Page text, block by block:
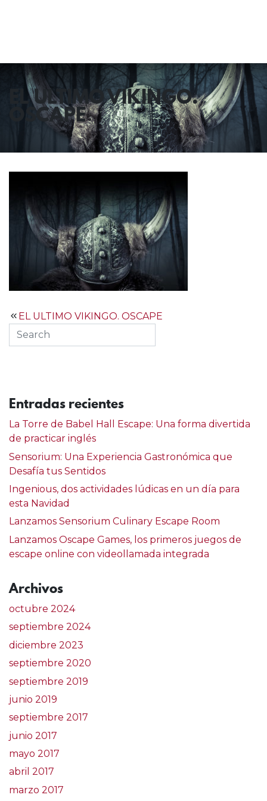
EL ULTIMO VIKINGO.
OSCAPE
Navegación
de
entradas
EL ULTIMO VIKINGO. OSCAPE
Entradas recientes
La Torre de Babel Hall Escape: Una forma divertida
de practicar inglés
Sensorium: Una Experiencia Gastronómica que
Desafía tus Sentidos
Ingenious, dos actividades lúdicas en un día para
esta Navidad
Lanzamos Sensorium Culinary Escape Room
Lanzamos Oscape Games, los primeros juegos de
escape online con videollamada integrada
Archivos
octubre 2024
septiembre 2024
diciembre 2023
septiembre 2020
septiembre 2019
junio 2019
septiembre 2017
junio 2017
mayo 2017
abril 2017
marzo 2017